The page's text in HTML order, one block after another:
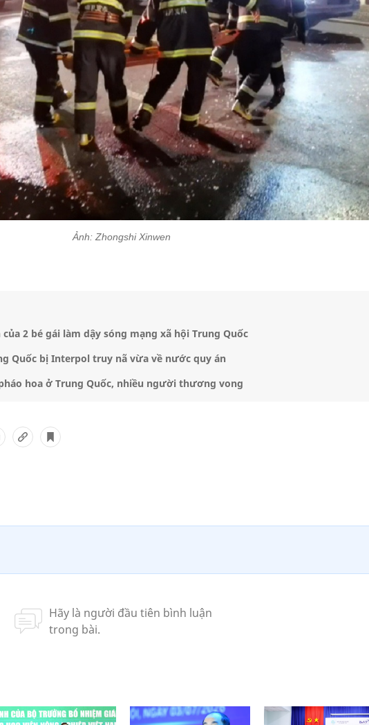
Ảnh: Zhongshi Xinwen
2 bé gái làm dậy sóng mạng xã hội Trung Quốc
Quốc bị Interpol truy nã vừa về nước quy án
hoa ở Trung Quốc, nhiều người thương vong